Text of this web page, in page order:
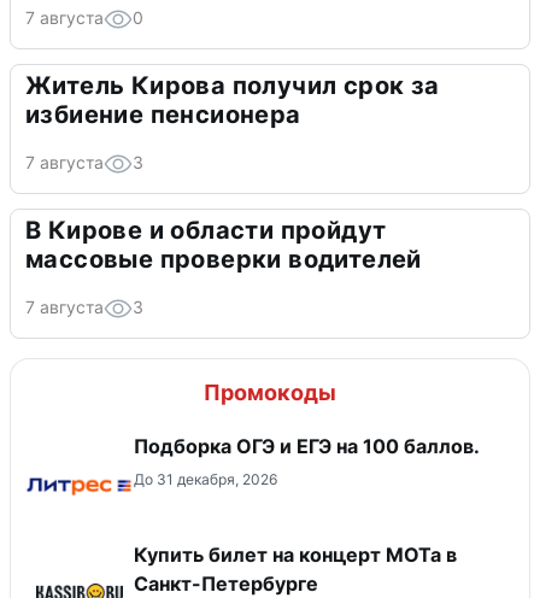
7 августа 0
Житель Кирова получил срок за
избиение пенсионера
7 августа 3
В Кирове и области пройдут
массовые проверки водителей
7 августа 3
Промокоды
Подборка ОГЭ и ЕГЭ на 100 баллов.
До 31 декабря, 2026
Купить билет на концерт МОТа в
Санкт-Петербурге